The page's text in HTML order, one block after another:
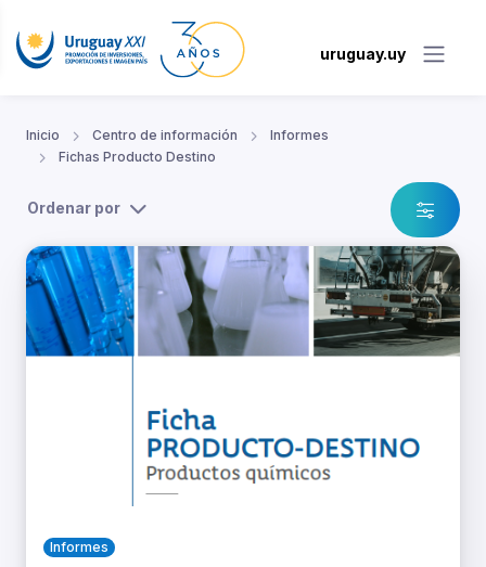
uruguay.uy
Inicio Centro de información
Informes
Fichas Producto Destino
Ordenar por
Informes